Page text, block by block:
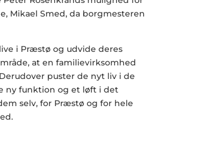
Mikael Smed, da borgmesteren
i Præstø og udvide deres
at en familievirksomhed
puster de nyt liv i de
ny funktion og et løft i det
selv, for Præstø og for hele